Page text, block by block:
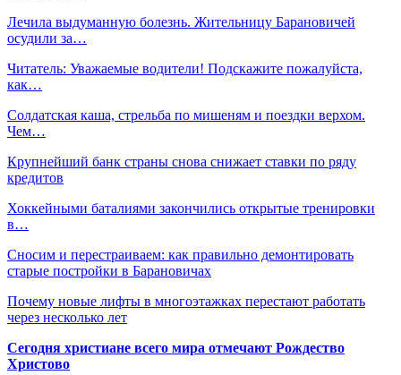
Лечила выдуманную болезнь. Жительницу Барановичей
осудили за…
Читатель: Уважаемые водители! Подскажите пожалуйста,
как…
Солдатская каша, стрельба по мишеням и поездки верхом.
Чем…
Крупнейший банк страны снова снижает ставки по ряду
кредитов
Хоккейными баталиями закончились открытые тренировки
в…
Сносим и перестраиваем: как правильно демонтировать
старые постройки в Барановичах
Почему новые лифты в многоэтажках перестают работать
через несколько лет
Сегодня христиане всего мира отмечают Рождество
Христово